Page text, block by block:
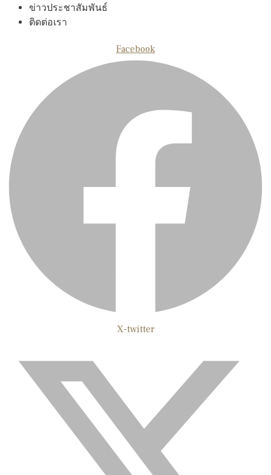
ข่าวประชาสัมพันธ์
ติดต่อเรา
Facebook
X-twitter